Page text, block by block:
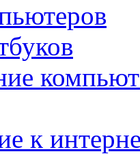
к